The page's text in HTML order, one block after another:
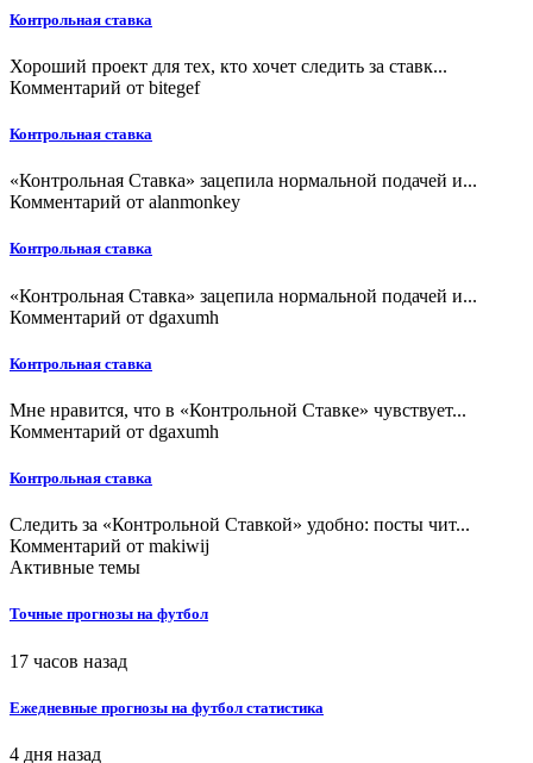
Контрольная ставка
Хороший проект для тех, кто хочет следить за ставк...
Комментарий от bitegef
Контрольная ставка
«Контрольная Ставка» зацепила нормальной подачей и...
Комментарий от alanmonkey
Контрольная ставка
«Контрольная Ставка» зацепила нормальной подачей и...
Комментарий от dgaxumh
Контрольная ставка
Мне нравится, что в «Контрольной Ставке» чувствует...
Комментарий от dgaxumh
Контрольная ставка
Следить за «Контрольной Ставкой» удобно: посты чит...
Комментарий от makiwij
Активные темы
Точные прогнозы на футбол
17 часов назад
Ежедневные прогнозы на футбол статистика
4 дня назад